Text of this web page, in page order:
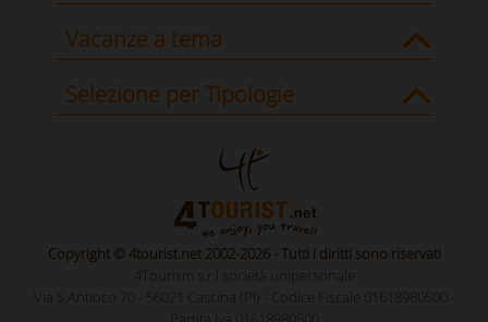
Vacanze a tema
Selezione per Tipologie
Copyright © 4tourist.net 2002-2026 - Tutti i diritti sono riservati
4Tourism s.r.l società unipersonale
Via S.Antioco 70 - 56021 Cascina (PI) - Codice Fiscale 01618980500 -